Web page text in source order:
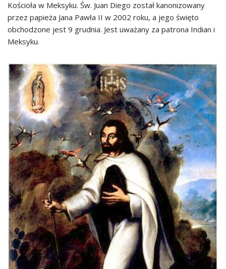
Kościoła w Meksyku. Św. Juan Diego został kanonizowany
przez papieża Jana Pawła II w 2002 roku, a jego święto
obchodzone jest 9 grudnia. Jest uważany za patrona Indian i
Meksyku.